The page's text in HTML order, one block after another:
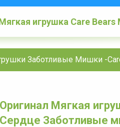
игрушка Care
Заботливые Мишки -
Оригинал Мягкая
Сердце Заботливые